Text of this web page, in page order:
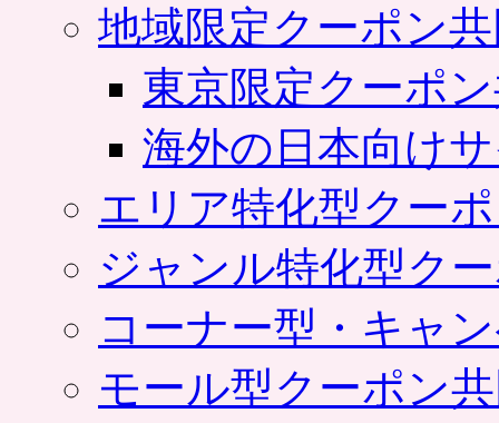
地域限定クーポン
東京限定クーポ
海外の日本向け
エリア特化型クー
ジャンル特化型ク
コーナー型・キャ
モール型クーポン